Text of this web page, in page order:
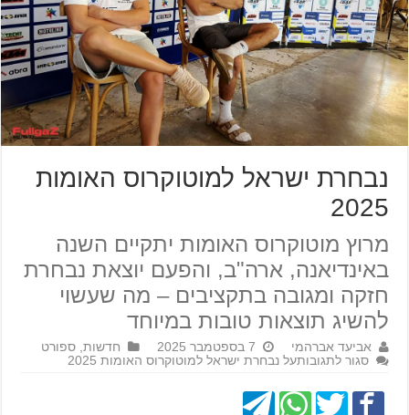
נבחרת ישראל למוטוקרוס האומות
2025
מרוץ מוטוקרוס האומות יתקיים השנה
באינדיאנה, ארה"ב, והפעם יוצאת נבחרת
חזקה ומגובה בתקציבים – מה שעשוי
להשיג תוצאות טובות במיוחד
אביעד אברהמי 7 בספטמבר 2025 חדשות ,ספורט
סגור לתגובותעל נבחרת ישראל למוטוקרוס האומות 2025